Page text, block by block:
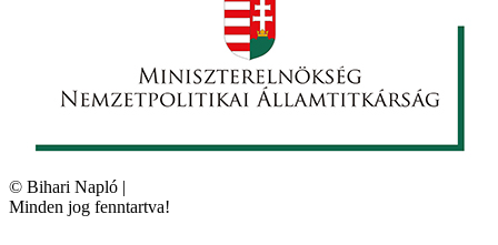
© Bihari Napló |
Minden jog fenntartva!